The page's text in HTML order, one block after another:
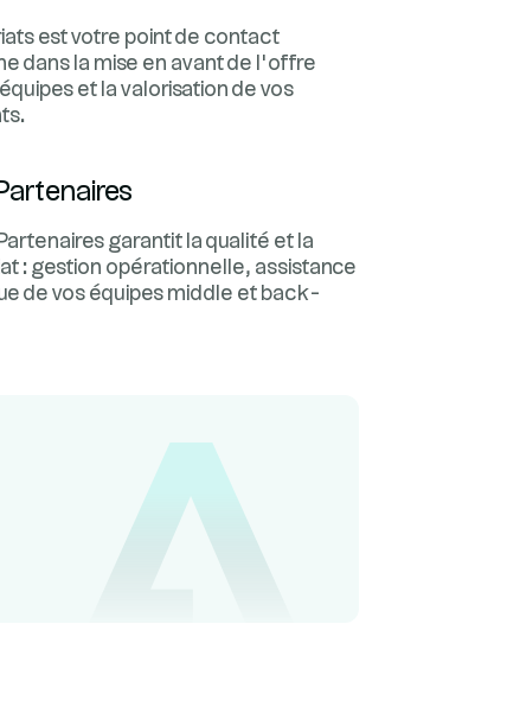
est votre point de contact
dans la mise en avant de l’offre
et la valorisation de vos
garantit la qualité et la
: gestion opérationnelle, assistance
de vos équipes middle et back-